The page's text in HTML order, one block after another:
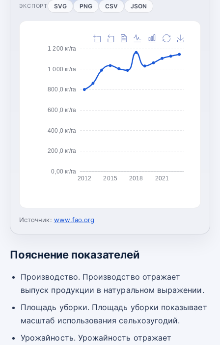
ЭКСПОРТ SVG PNG CSV JSON
0,00 кг/га
200,0 кг/га
400,0 кг/га
600,0 кг/га
800,0 кг/га
1 000 кг/га
1 200 кг/га
2012 2015 2018 2021
Источник: www.fao.org
Пояснение показателей
Производство. Производство отражает
выпуск продукции в натуральном выражении.
Площадь уборки. Площадь уборки показывает
масштаб использования сельхозугодий.
Урожайность. Урожайность отражает